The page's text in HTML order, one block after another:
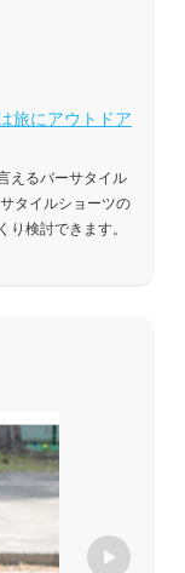
旅にアウトドア
えるバーサタイル
タイルショーツの
検討できます。